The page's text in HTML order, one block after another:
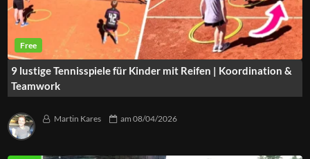
9 lustige Tennisspiele für Kinder mit Reifen | Koordination &
Teamwork
Martin Kares am08/04/2026